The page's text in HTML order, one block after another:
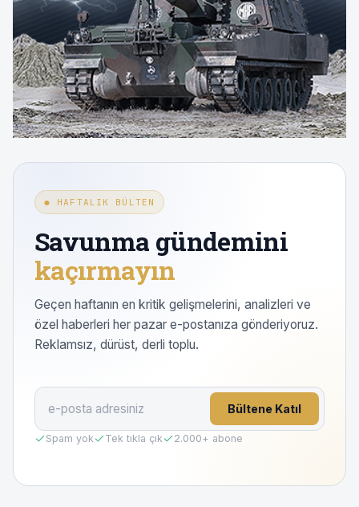
● HAFTALIK BÜLTEN
Savunma gündemini
kaçırmayın
Geçen haftanın en kritik gelişmelerini, analizleri ve
özel haberleri her pazar e-postanıza gönderiyoruz.
Reklamsız, dürüst, derli toplu.
Bültene Katıl
Spam yok Tek tıkla çık 2.000+ abone